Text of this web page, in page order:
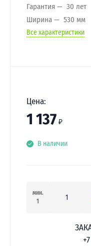
Гарантия
30 лет
Ширина
530 мм
Все характеристики
Цена:
1 137 ₽
В наличии
мин.
1